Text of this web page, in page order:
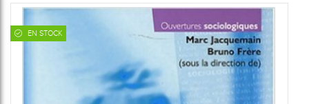
EN STOCK